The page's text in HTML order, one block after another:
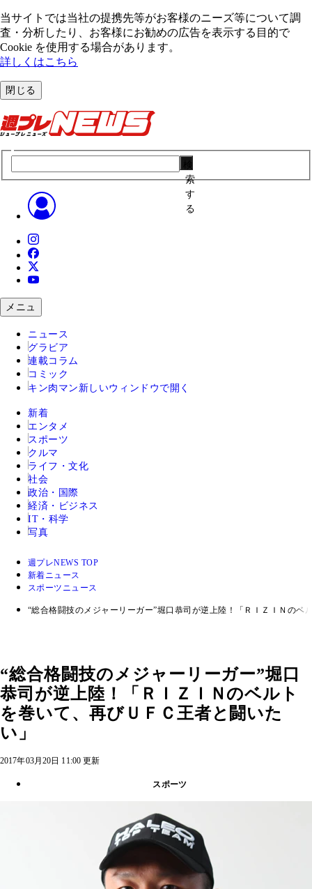
当サイトでは当社の提携先等がお客様のニーズ等について調
査・分析したり、お客様にお勧めの広告を表⽰する⽬的で
Cookie を使⽤する場合があります。
詳しくはこちら
閉じる
索
す
る
メニュ
ニュース
グラビア
連載コラム
コミック
キン肉マン 新しいウィンドウで開く
新着
エンタメ
スポーツ
クルマ
ライフ・文化
社会
政治・国際
経済・ビジネス
IT・科学
写真
週プレNEWS TOP
新着ニュース
スポーツニュース
“総合格闘技のメジャーリーガー”堀口恭司が逆上陸！「ＲＩＺＩＮのベ
“総合格闘技のメジャーリーガー”堀口
恭司が逆上陸！「ＲＩＺＩＮのベルト
を巻いて、再びＵＦＣ王者と闘いた
い」
2017年03月20日 11:00 更新
スポーツ